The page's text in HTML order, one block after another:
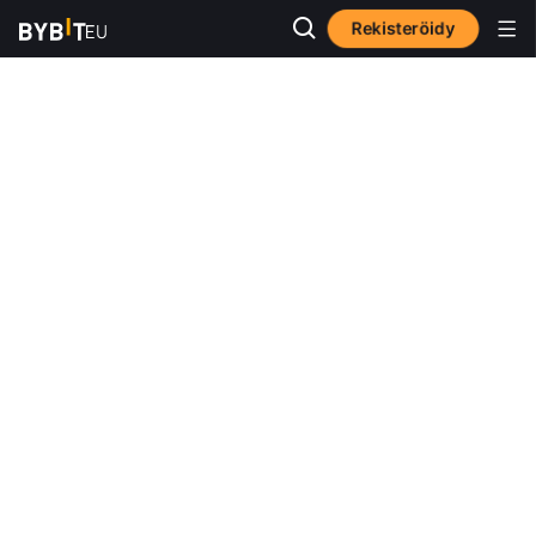
Rekisteröidy